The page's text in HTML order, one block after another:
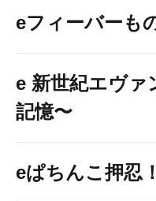
eフィーバーも
e 新世紀エヴ
記憶〜
eぱちんこ押忍